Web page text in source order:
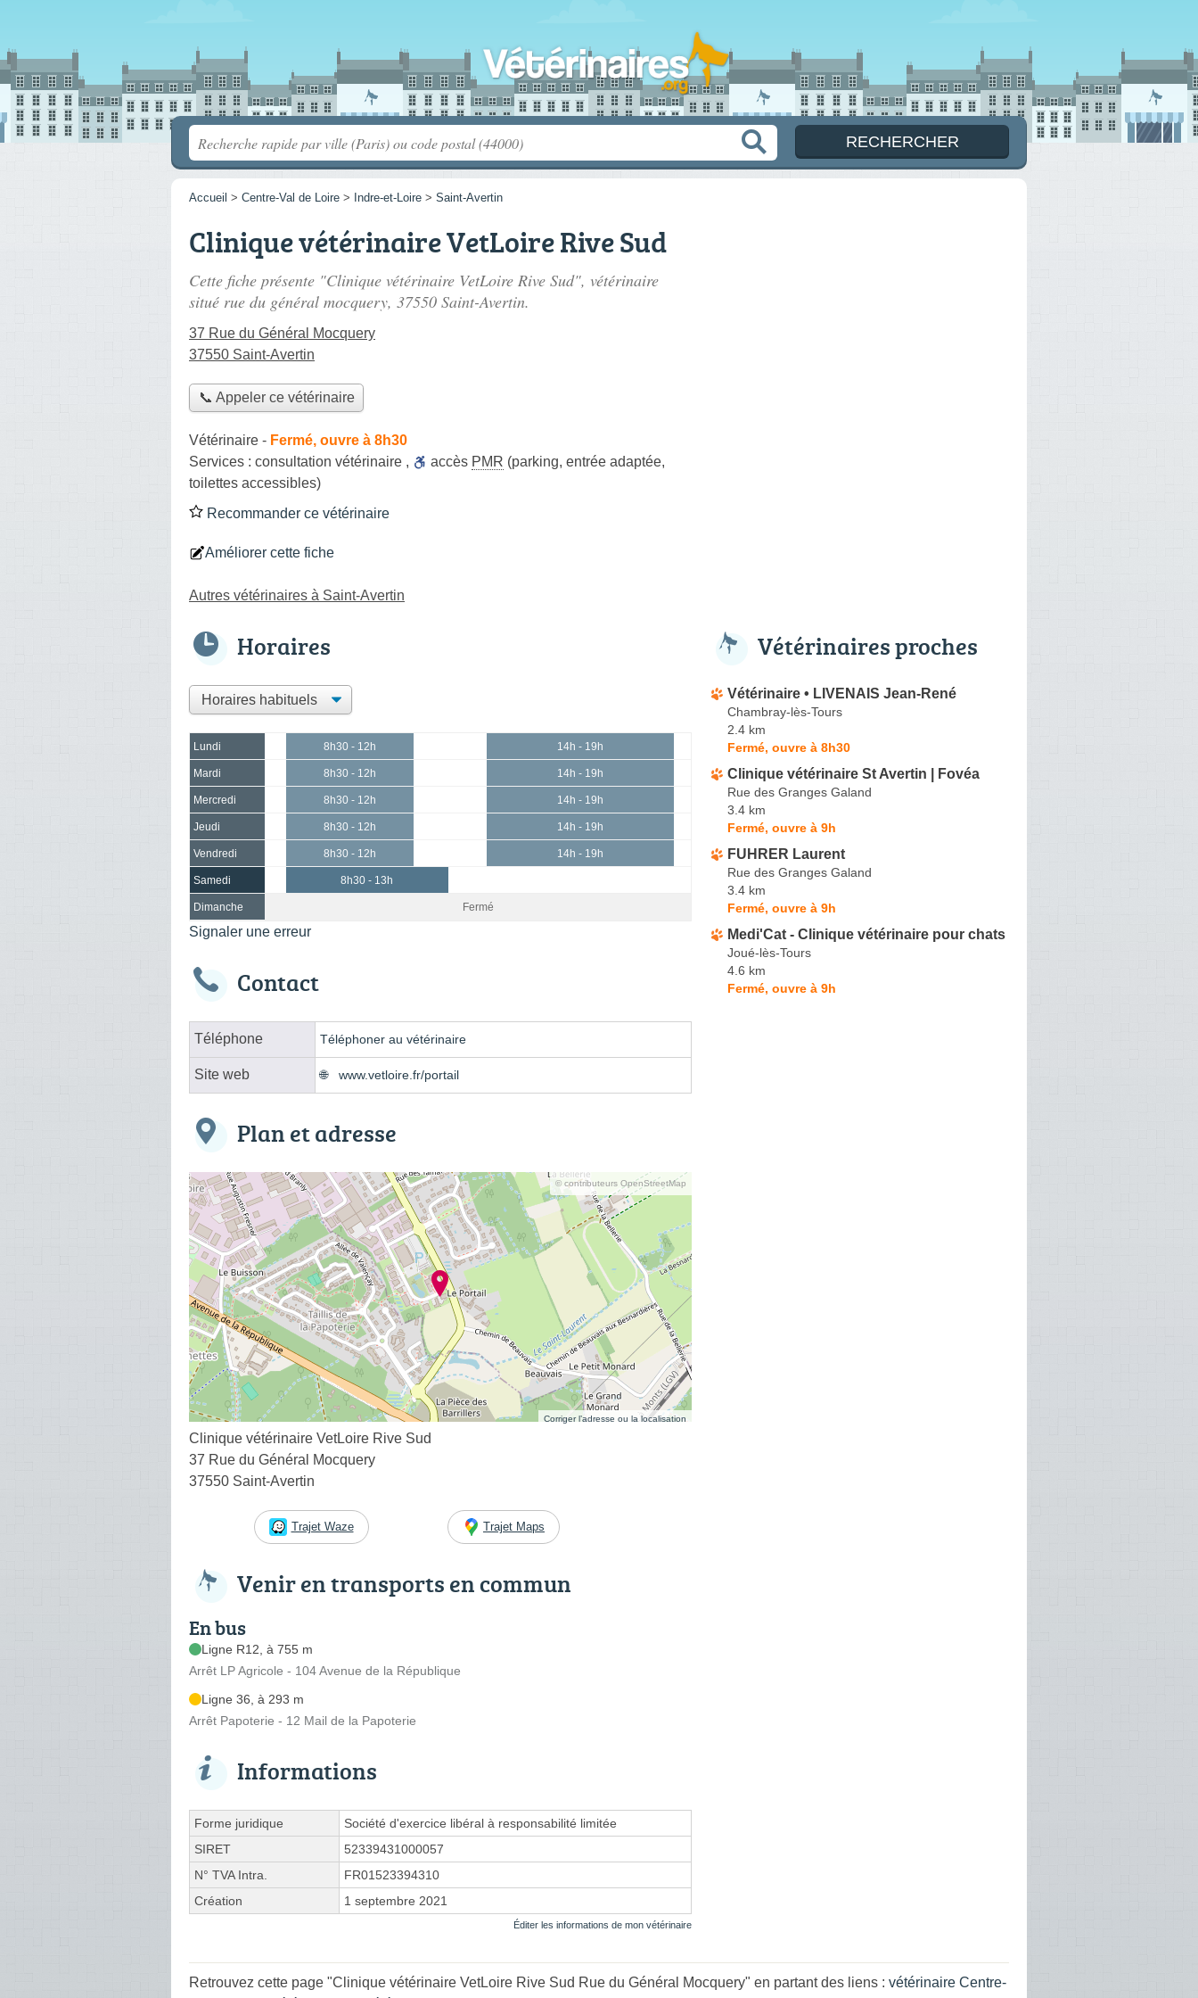
Accueil > Centre-Val de Loire > Indre-et-Loire > Saint-Avertin
Clinique vétérinaire VetLoire Rive Sud
Cette fiche présente "Clinique vétérinaire VetLoire Rive Sud", vétérinaire
situé rue du général mocquery, 37550 Saint-Avertin.
37 Rue du Général Mocquery
37550 Saint-Avertin
📞 Appeler ce vétérinaire
Vétérinaire - Fermé, ouvre à 8h30
Services : consultation vétérinaire , accès PMR (parking, entrée adaptée,
toilettes accessibles)
Recommander ce vétérinaire
Améliorer cette fiche
Autres vétérinaires à Saint-Avertin
Horaires
Lundi 8h30 - 12h 14h - 19h
Mardi 8h30 - 12h 14h - 19h
Mercredi 8h30 - 12h 14h - 19h
Jeudi 8h30 - 12h 14h - 19h
Vendredi 8h30 - 12h 14h - 19h
Samedi 8h30 - 13h
Dimanche Fermé
Signaler une erreur
Contact
Téléphone Téléphoner au vétérinaire
Site web www.vetloire.fr/portail
Plan et adresse
© contributeurs OpenStreetMap
Corriger l’adresse ou la localisation
Clinique vétérinaire VetLoire Rive Sud
37 Rue du Général Mocquery
37550 Saint-Avertin
Trajet Waze Trajet Maps
Venir en transports en commun
En bus
Ligne R12, à 755 m
Arrêt LP Agricole - 104 Avenue de la République
Ligne 36, à 293 m
Arrêt Papoterie - 12 Mail de la Papoterie
Informations
Forme juridique
Société d'exercice libéral à responsabilité limitée
SIRET
52339431000057
N° TVA Intra.
FR01523394310
Création
1 septembre 2021
Éditer les informations de mon vétérinaire
Vétérinaires proches
Vétérinaire • LIVENAIS Jean-René
Chambray-lès-Tours
2.4 km
Fermé, ouvre à 8h30
Clinique vétérinaire St Avertin | Fovéa
Rue des Granges Galand
3.4 km
Fermé, ouvre à 9h
FUHRER Laurent
Rue des Granges Galand
3.4 km
Fermé, ouvre à 9h
Medi'Cat - Clinique vétérinaire pour chats
Joué-lès-Tours
4.6 km
Fermé, ouvre à 9h
Retrouvez cette page "Clinique vétérinaire VetLoire Rive Sud Rue du Général Mocquery" en partant des liens : vétérinaire Centre-